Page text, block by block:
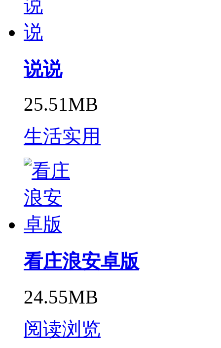
说说
25.51MB
生活实用
看庄浪安卓版
24.55MB
阅读浏览